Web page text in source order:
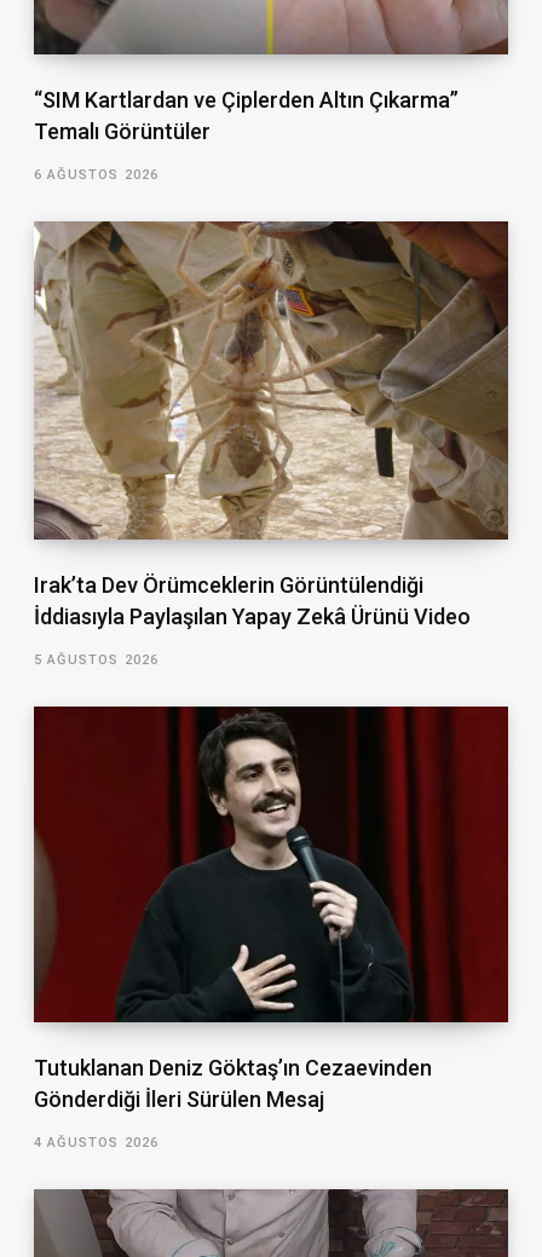
“SIM Kartlardan ve Çiplerden Altın Çıkarma”
Temalı Görüntüler
6 AĞUSTOS 2026
Irak’ta Dev Örümceklerin Görüntülendiği
İddiasıyla Paylaşılan Yapay Zekâ Ürünü Video
5 AĞUSTOS 2026
Tutuklanan Deniz Göktaş’ın Cezaevinden
Gönderdiği İleri Sürülen Mesaj
4 AĞUSTOS 2026